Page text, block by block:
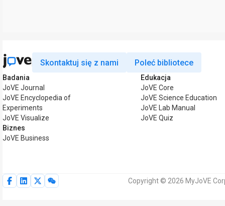
Skontaktuj się z nami Poleć bibliotece
Badania
JoVE Journal
JoVE Encyclopedia of
Experiments
JoVE Visualize
Biznes
JoVE Business
Edukacja
JoVE Core
JoVE Science Education
JoVE Lab Manual
JoVE Quiz
Copyright © 2026 MyJoVE